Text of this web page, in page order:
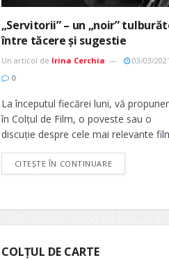
„Servitorii” – un „noir”
între tăcere și sugestie
Un articol de Irina Cerchia
03/03/2021
0
La începutul fiecărei luni, vă
în Colțul de Film, o poveste sau o
discuție despre cele mai relevante
CITEȘTE ÎN CONTINUARE
COLȚUL DE CARTE